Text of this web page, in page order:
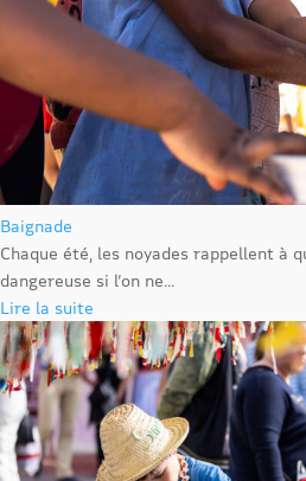
Baignade
Chaque été, les noyades rappellent à
dangereuse si l’on ne...
Lire la suite